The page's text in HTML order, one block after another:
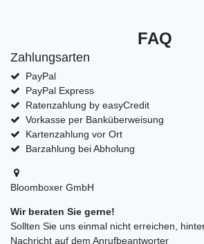
FAQ
Zahlungsarten
PayPal
PayPal Express
Ratenzahlung by easyCredit
Vorkasse per Banküberweisung
Kartenzahlung vor Ort
Barzahlung bei Abholung
Bloomboxer GmbH
Wir beraten Sie gerne!
Sollten Sie uns einmal nicht erreichen,
Nachricht auf dem Anrufbeantworter